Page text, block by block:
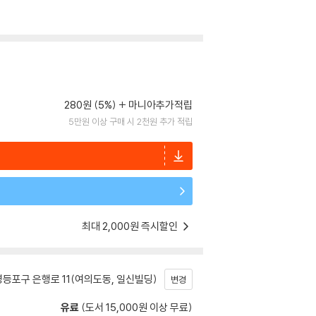
280원 (5%) 마니아추가적립
5만원 이상 구매 시 2천원 추가 적립
최대 2,000원 즉시할인
포구 은행로 11(여의도동, 일신빌딩) 변경
유료 (도서 15,000원 이상 무료)